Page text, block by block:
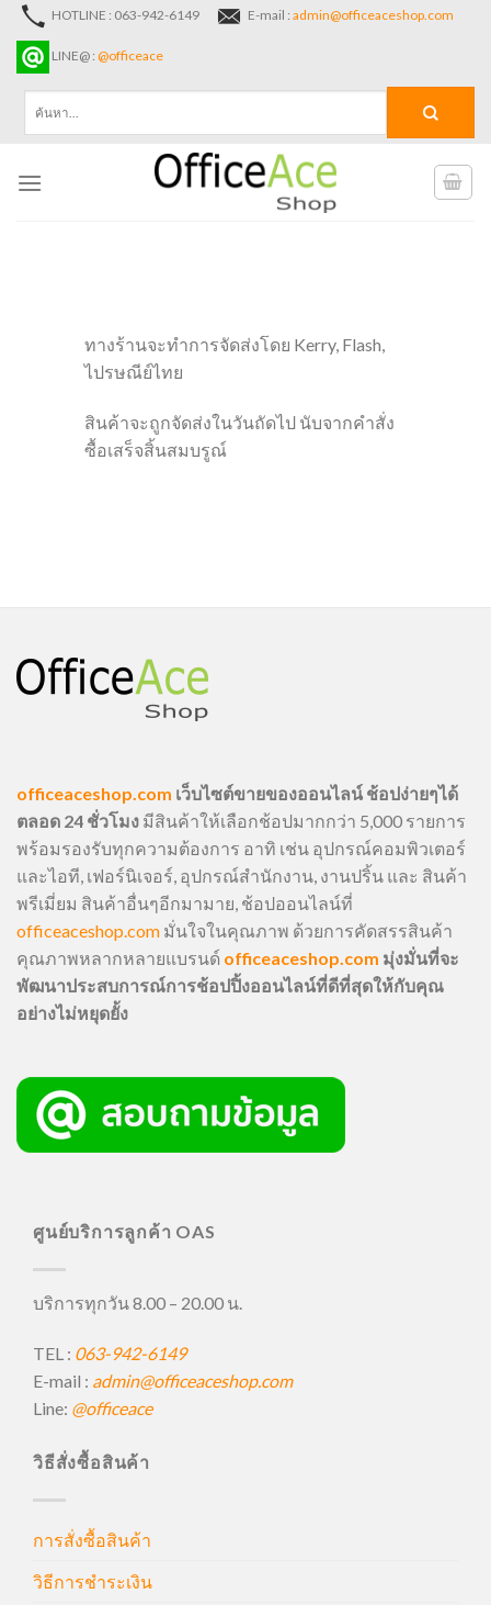
Skip
content
HOTLINE : 063-942-6149 E-mail : admin@officeaceshop.com
LINE@ : @officeace
ทางร้านจะทำการจัดส่งโดย Kerry, Flash,
ไปรษณีย์ไทย
สินค้าจะถูกจัดส่งในวันถัดไป นับจากคำสั่ง
ซื้อเสร็จสิ้นสมบรูณ์
officeaceshop.com เว็บไซต์ขายของออนไลน์ ช้อปง่ายๆได้
ตลอด 24 ชั่วโมง มีสินค้าให้เลือกช้อปมากกว่า 5,000 รายการ
พร้อมรองรับทุกความต้องการ อาทิ เช่น อุปกรณ์คอมพิวเตอร์
และไอที, เฟอร์นิเจอร์, อุปกรณ์สำนักงาน, งานปริ้น และ สินค้า
พรีเมี่ยม สินค้าอื่นๆอีกมามาย, ช้อปออนไลน์ที่
officeaceshop.com มั่นใจในคุณภาพ ด้วยการคัดสรรสินค้า
คุณภาพหลากหลายแบรนด์ officeaceshop.com มุ่งมั่นที่จะ
พัฒนาประสบการณ์การช้อปปิ้งออนไลน์ที่ดีที่สุดให้กับคุณ
อย่างไม่หยุดยั้ง
ศูนย์บริการลูกค้า OAS
บริการทุกวัน 8.00 – 20.00 น.
TEL : 063-942-6149
E-mail : admin@officeaceshop.com
Line: @officeace
วิธีสั่งซื้อสินค้า
การสั่งซื้อสินค้า
วิธีการชำระเงิน